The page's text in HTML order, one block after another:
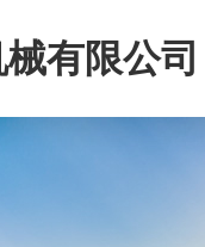
有限公司